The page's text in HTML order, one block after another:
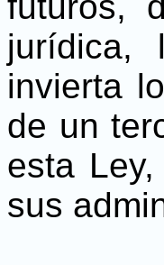
jurídica,
invierta
de un
esta
sus